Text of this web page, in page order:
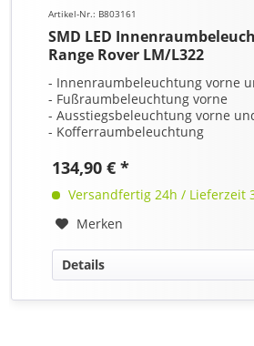
Artikel-Nr.: B803161
SMD LED
Range Rover LM/L322
- Innenraumbeleuchtung vorne
- Fußraumbeleuchtung vorne
- Ausstiegsbeleuchtung vorne
- Kofferraumbeleuchtung
134,90 € *
Versandfertig 24h / Lieferzeit
Merken
Details